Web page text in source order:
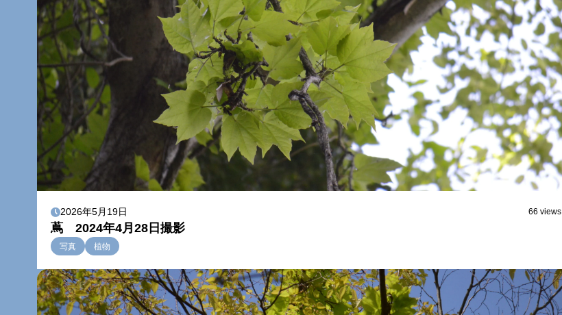
2026年5月19日 66 views
蔦 2024年4月28日撮影
写真 植物